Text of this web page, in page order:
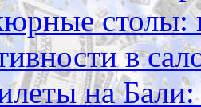
столы:
в
на Бали: